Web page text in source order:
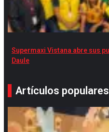
Supermaxi Vistana abre sus
Daule
Artículos populares